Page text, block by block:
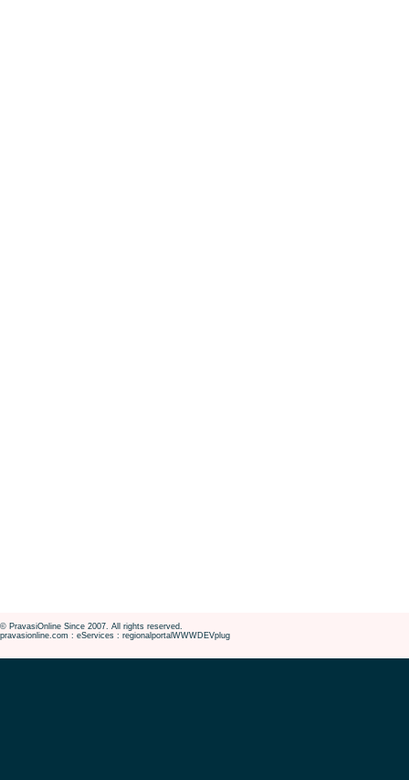
© PravasiOnline Since 2007. All rights reserved.
pravasionline.com : eServices : regionalportalWWWDEVplug